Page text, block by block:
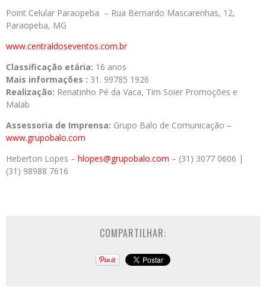
Point Celular Paraopeba – Rua Bernardo Mascarenhas, 12,
Paraopeba, MG
www.centraldoseventos.com.br
Classificação etária: 16 anos
Mais informações : 31. 99785 1926
Realização: Renatinho Pé da Vaca, Tim Soier Promoções e
Malab
Assessoria de Imprensa: Grupo Balo de Comunicação –
www.grupobalo.com
Heberton Lopes – hlopes@grupobalo.com – (31) 3077 0606 |
(31) 98988 7616
COMPARTILHAR: